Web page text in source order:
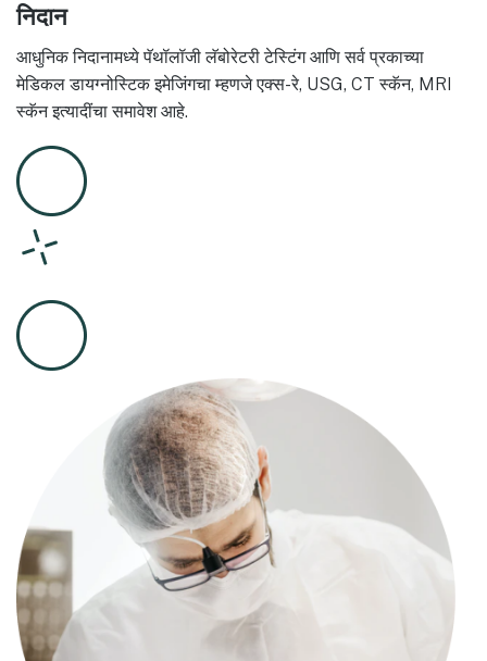
निदान
आधुनिक निदानामध्ये पॅथॉलॉजी लॅबोरेटरी टेस्टिंग आणि सर्व प्रकाच्या
मेडिकल डायग्नोस्टिक इमेजिंगचा म्हणजे एक्स-रे, USG, CT स्कॅन, MRI
स्कॅन इत्यादींचा समावेश आहे.